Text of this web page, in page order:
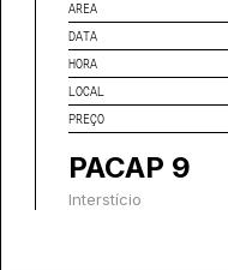
AREA
DATA
HORA
LOCAL
PREÇO
PACAP 9
Interstício